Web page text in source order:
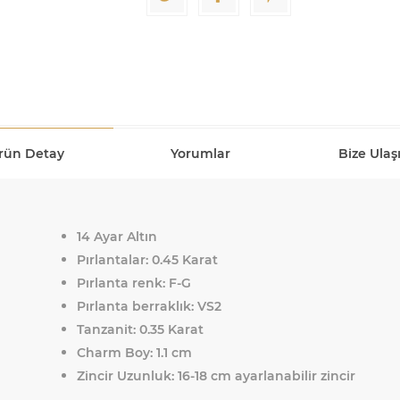
Detay Yorumlar Bize
14 Ayar Altın
Pırlantalar: 0.45 Karat
Pırlanta renk: F-G
Pırlanta berraklık: VS2
Tanzanit: 0.35 Karat
Charm Boy: 1.1 cm
Zincir Uzunluk: 16-18 cm ayarlanabilir zincir